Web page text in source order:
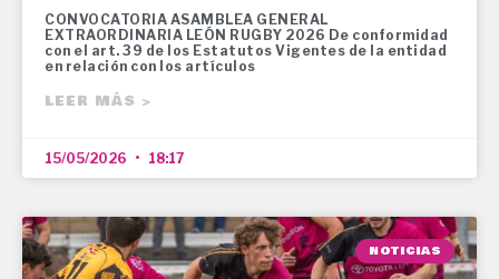
CONVOCATORIA ASAMBLEA GENERAL
EXTRAORDINARIA LEÓN RUGBY 2026 De conformidad
con el art. 39 de los Estatutos Vigentes de la entidad
en relación con los artículos
LEER MÁS >
15/05/2026 18:17
NOTICIAS